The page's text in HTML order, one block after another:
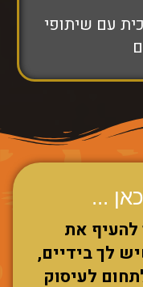
עם שיתופי
...
להעיף את
לך בידיים,
לעיסוק